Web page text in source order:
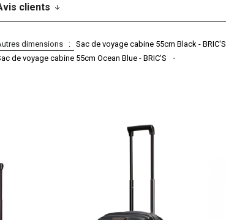
clients
dimensions
Sac de voyage cabine 55cm Black - BRIC'S
de voyage cabine 55cm Ocean Blue - BRIC'S